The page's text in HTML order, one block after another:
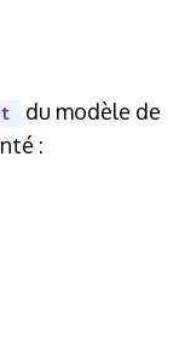
du modèle de
: